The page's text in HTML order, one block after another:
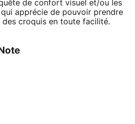
de confort visuel et/ou les
apprécie de pouvoir prendre
des croquis en toute facilité.